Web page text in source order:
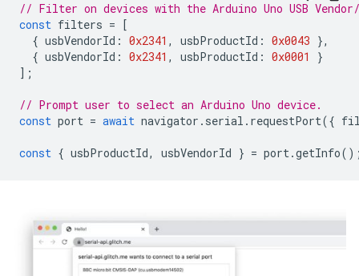
// Filter on devices with the Arduino Uno USB
const filters = [
{ usbVendorId : 0x2341 , usbProductId : 0x0043 },
{ usbVendorId : 0x2341 , usbProductId : 0x0001
}
];
// Prompt user to select an Arduino Uno device.
const port = await navigator . serial . requestPort({
const { usbProductId, usbVendorId } = port.getInfo